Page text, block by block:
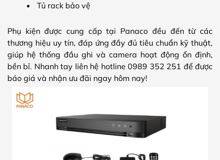
Tủ rack bảo vệ
Phụ kiện được cung cấp tại Panaco đều đến từ các
thương hiệu uy tín, đáp ứng đầy đủ tiêu chuẩn kỹ thuật,
giúp hệ thống đầu ghi và camera hoạt động ổn định,
bền bỉ. Nhanh tay liên hệ hotline 0989 352 251 để được
báo giá và nhận ưu đãi ngay hôm nay!